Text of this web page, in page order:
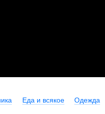
Еда и всякое Одежда